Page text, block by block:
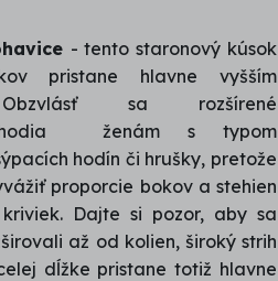
- tento staronový kúsok
pristane hlavne vyšším
sa rozšírené
hodia ženám s typom
hodín či hrušky, pretože
proporcie bokov a stehien
Dajte si pozor, aby sa
až od kolien, široký strih
dĺžke pristane totiž hlavne